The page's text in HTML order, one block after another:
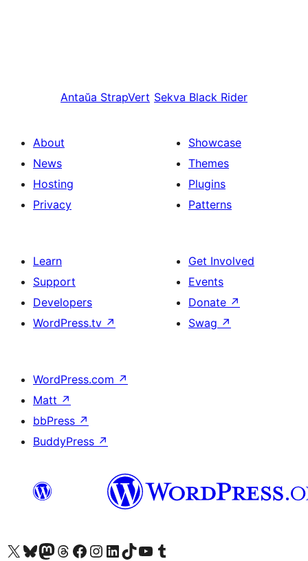
Antaŭa StrapVert Sekva Black Rider
About
News
Hosting
Privacy
Showcase
Themes
Plugins
Patterns
Learn
Support
Developers
WordPress.tv ↗
Get Involved
Events
Donate ↗
Swag ↗
WordPress.com ↗
Matt ↗
bbPress ↗
BuddyPress ↗
Visit our X (formerly Twitter) account
Visit our Bluesky account
Visit our Mastodon account
Visit our Threads account
Visit our Facebook page
Visit our Instagram account
Visit our LinkedIn account
Visit our TikTok account
Visit our YouTube channel
Visit our Tumblr account